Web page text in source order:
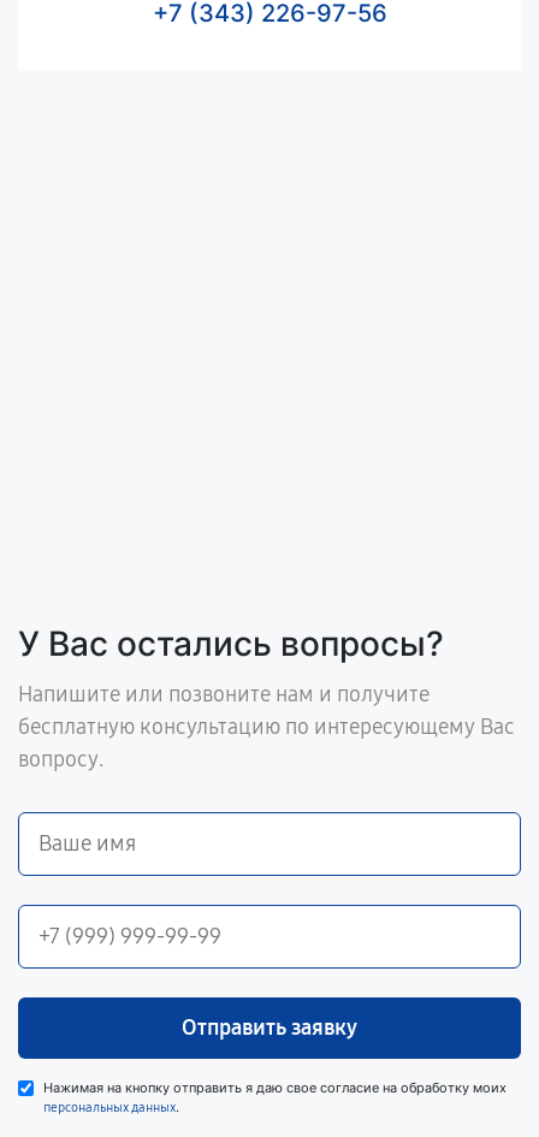
+7 (343) 226-97-56
У Вас остались вопросы?
Напишите или позвоните нам и получите
бесплатную консультацию по интересующему Вас
вопросу.
Отправить заявку
Нажимая на кнопку отправить я даю свое согласие на обработку моих
персональных данных.